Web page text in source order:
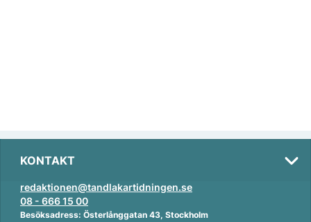
KONTAKT
redaktionen@tandlakartidningen.se
08 - 666 15 00
Besöksadress: Österlånggatan 43, Stockholm